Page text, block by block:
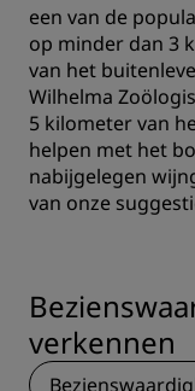
een van de
op minder dan 3
van het
Wilhelma
5 kilometer van
helpen met het
nabijgelegen
van onze
verkennen